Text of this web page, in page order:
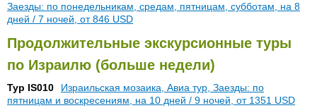
Заезды: по понедельникам, средам, пятницам, субботам, на 8
дней / 7 ночей, от 846 USD
Продолжительные экскурсионные туры
по Израилю (больше недели)
Тур IS010
Израильская мозаика, Авиа тур, Заезды: по
пятницам и воскресениям, на 10 дней / 9 ночей, от 1351 USD